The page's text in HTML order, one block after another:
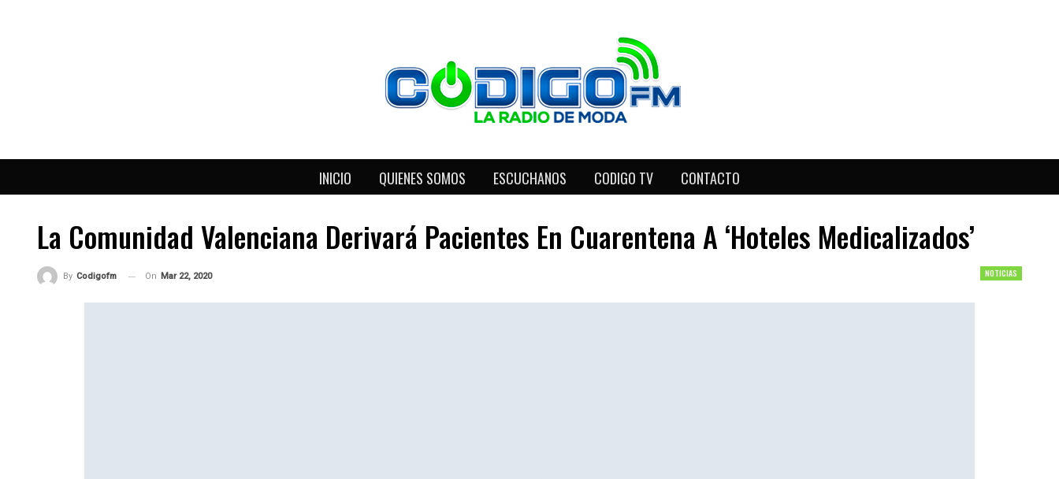
INICIO QUIENES SOMOS ESCUCHANOS CODIGO TV CONTACTO
La Comunidad Valenciana Derivará Pacientes En Cuarentena A ‘hoteles Medicalizados’
NOTICIAS
By Codigofm On Mar 22, 2020